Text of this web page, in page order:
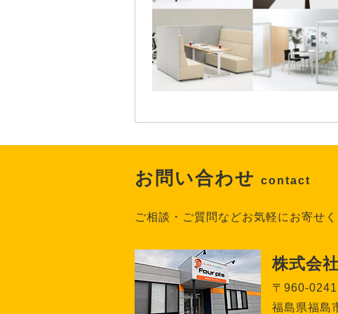
お問い合わせ contact
ご相談・ご質問などお気軽にお寄せ
株式会
〒960-0241
福島県福島